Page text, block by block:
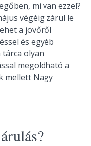
mi van ezzel?
végéig zárul le
a jövőről
és egyéb
olyan
megoldható a
mellett Nagy